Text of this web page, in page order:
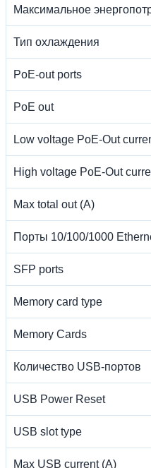
Максимальное
Тип охлаждения
PoE-out ports
PoE out
Low voltage PoE-Out
High voltage PoE-Out
Max total out (A)
Порты 10/100/1000
SFP ports
Memory card type
Memory Cards
Количество USB-портов
USB Power Reset
USB slot type
Max USB current (A)